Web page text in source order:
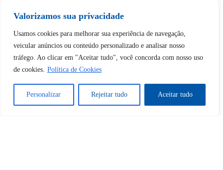
Valorizamos sua privacidade
Usamos cookies para melhorar sua experiência de navegação,
veicular anúncios ou conteúdo personalizado e analisar nosso
tráfego. Ao clicar em "Aceitar tudo", você concorda com nosso uso
de cookies. Política de Cookies
Personalizar Rejeitar tudo Aceitar tudo
Desbloquear esquerda : 0